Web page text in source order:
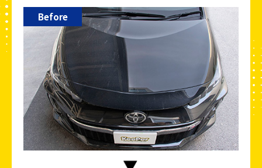
Before